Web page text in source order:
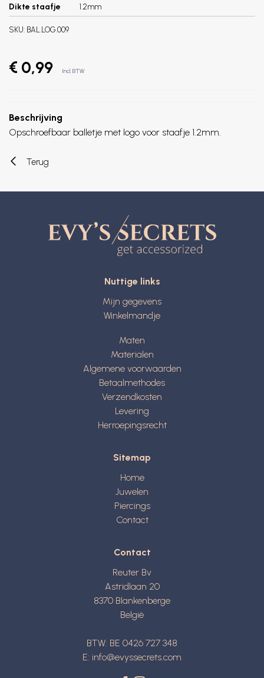
Dikte staafje
1.2mm
SKU: BAL.LOG.009
€ 0,99 Incl. BTW
Beschrijving
Opschroefbaar balletje met logo voor staafje 1.2mm.
Terug
Nuttige links
Mijn gegevens
Winkelmandje
Maten
Materialen
Algemene voorwaarden
Betaalmethodes
Verzendkosten
Levering
Herroepingsrecht
Sitemap
Home
Juwelen
Piercings
Contact
Contact
Reuter Bv
Astridlaan 20
8370 Blankenberge
België
BTW: BE 0426 727 348
E: info@evyssecrets.com